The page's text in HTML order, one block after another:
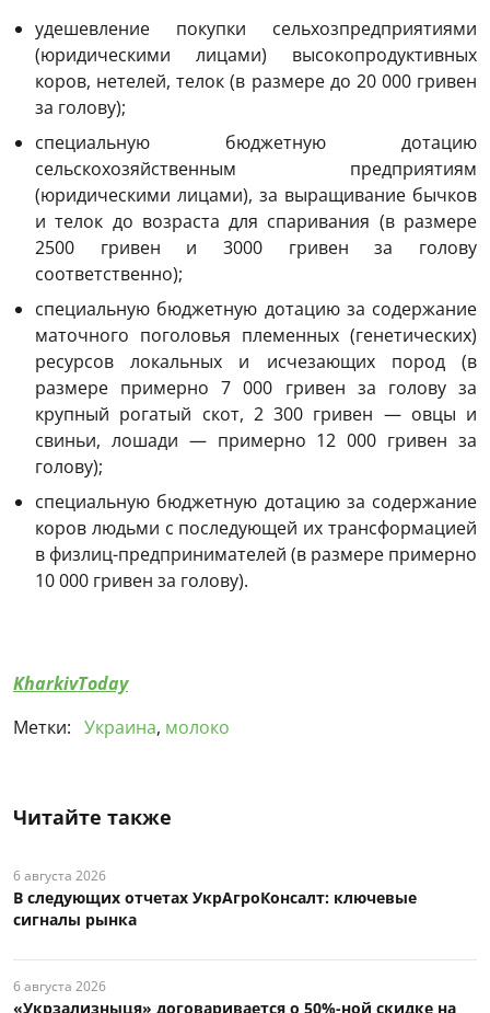
удешевление покупки сельхозпредприятиями
(юридическими лицами) высокопродуктивных
коров, нетелей, телок (в размере до 20 000 гривен
за голову);
специальную бюджетную дотацию
сельскохозяйственным предприятиям
(юридическими лицами), за выращивание бычков
и телок до возраста для спаривания (в размере
2500 гривен и 3000 гривен за голову
соответственно);
специальную бюджетную дотацию за содержание
маточного поголовья племенных (генетических)
ресурсов локальных и исчезающих пород (в
размере примерно 7 000 гривен за голову за
крупный рогатый скот, 2 300 гривен — овцы и
свиньи, лошади — примерно 12 000 гривен за
голову);
специальную бюджетную дотацию за содержание
коров людьми с последующей их трансформацией
в физлиц-предпринимателей (в размере примерно
10 000 гривен за голову).
KharkivToday
Метки: Украина, молоко
Читайте также
6 августа 2026
В следующих отчетах УкрАгроКонсалт: ключевые
сигналы рынка
6 августа 2026
«Укрзализныця» договаривается о 50%-ной скидке на